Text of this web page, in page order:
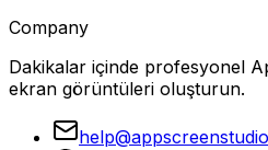
Company
Dakikalar içinde profesyonel
ekran görüntüleri oluşturun.